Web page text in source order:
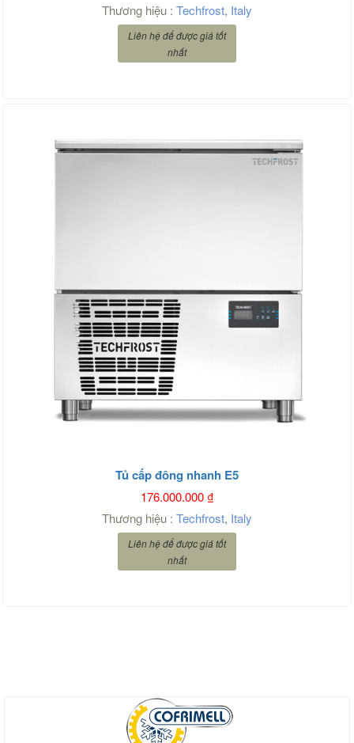
Thương hiệu : Techfrost, Italy
Liên hệ để được giá tốt
nhất
Tủ cấp đông nhanh E5
176.000.000₫
Thương hiệu : Techfrost, Italy
Liên hệ để được giá tốt
nhất